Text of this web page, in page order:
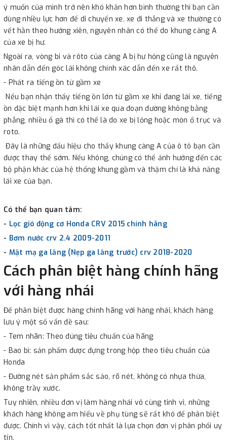
ý muốn của mình trở nên khó khăn hơn bình thường thì bạn cần
dùng nhiều lực hơn để di chuyển xe, xe đi thẳng và xe thường có
vết hằn theo hướng xiên, nguyên nhân có thể do khung càng A
của xe bị hư.
Ngoài ra, vòng bi và rôto của càng A bị hư hỏng cũng là nguyên
nhân dẫn đến góc lái không chính xác dẫn đến xe rất thô.
- Phát ra tiếng ồn từ gầm xe
Nếu bạn nhận thấy tiếng ồn lớn từ gầm xe khi đang lái xe, tiếng
ồn đặc biệt mạnh hơn khi lái xe qua đoạn đường không bằng
phẳng, nhiều ổ gà thì có thể là do xe bị lỏng hoặc mòn ổ trục và
roto.
Đây là những dấu hiệu cho thấy khung càng A của ô tô bạn cần
được thay thế sớm. Nếu không, chúng có thể ảnh hưởng đến các
bộ phận khác của hệ thống khung gầm và thậm chí là khả năng
lái xe của bạn.
Có thể bạn quan tâm:
- Lọc gió động cơ Honda CRV 2015 chính hãng
- Bơm nước crv 2.4 2009-2011
- Mặt mạ ga lăng (Nẹp ga lăng trước) crv 2018-2020
Cách phân biệt hàng chính hãng
với hàng nhái
Để phân biệt được hàng chính hãng với hàng nhái, khách hàng
lưu ý một số vấn đề sau:
- Tem nhãn: Theo đúng tiêu chuẩn của hãng
- Bao bì: sản phẩm được đựng trong hộp theo tiêu chuẩn của
Honda
- Đường nét sản phẩm sắc sảo, rõ nét, không có nhựa thừa,
không trầy xước.
Tuy nhiên, nhiều đơn vị làm hàng nhái vô cùng tinh vi, những
khách hàng không am hiểu về phụ tùng sẽ rất khó để phân biệt
được. Chính vì vậy, cách tốt nhất là lựa chọn đơn vị phân phối uy
tín.